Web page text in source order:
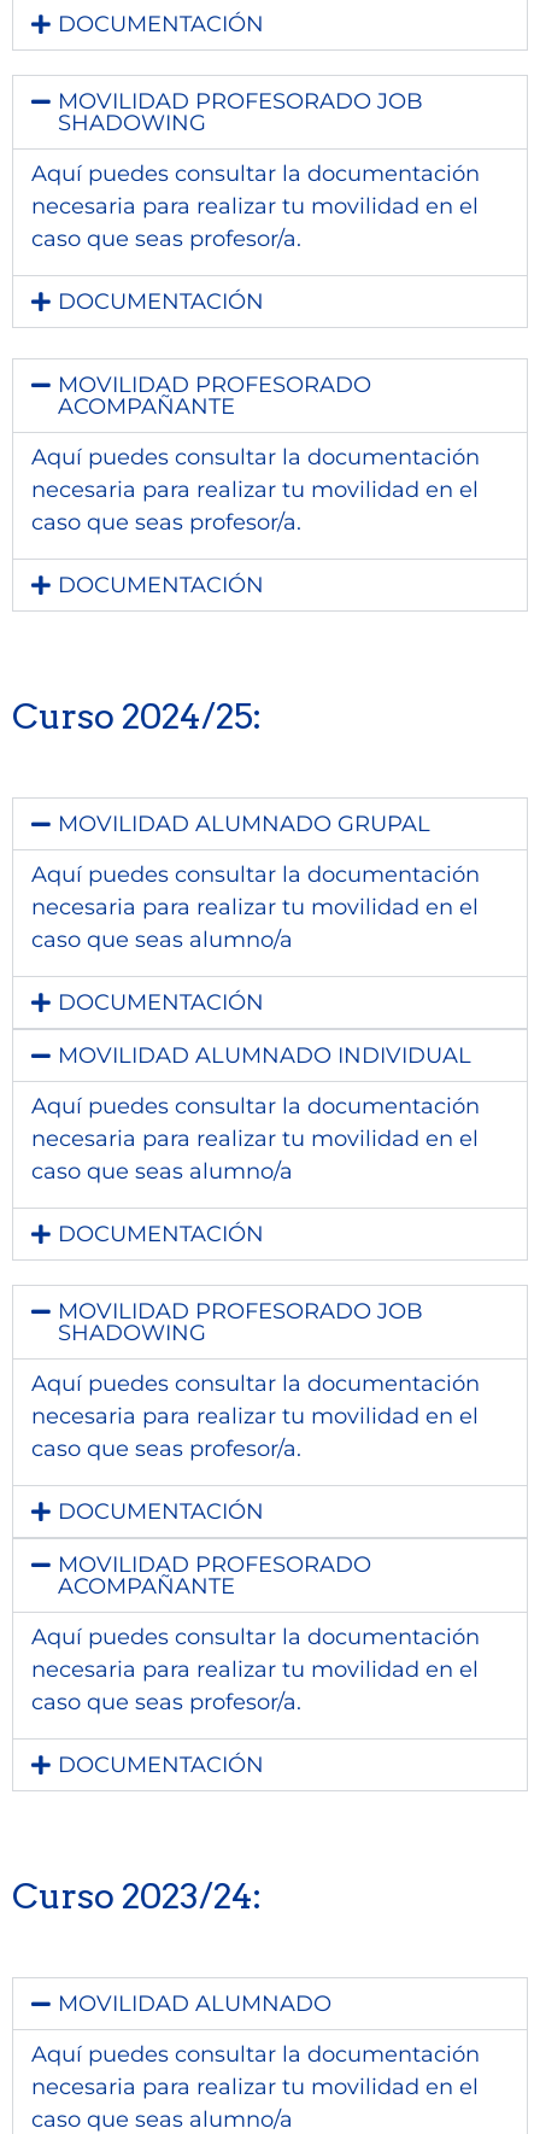
DOCUMENTACIÓN
MOVILIDAD PROFESORADO JOB
SHADOWING
Aquí puedes consultar la documentación
necesaria para realizar tu movilidad en el
caso que seas profesor/a.
DOCUMENTACIÓN
MOVILIDAD PROFESORADO
ACOMPAÑANTE
Aquí puedes consultar la documentación
necesaria para realizar tu movilidad en el
caso que seas profesor/a.
DOCUMENTACIÓN
Curso 2024/25:
MOVILIDAD ALUMNADO GRUPAL
Aquí puedes consultar la documentación
necesaria para realizar tu movilidad en el
caso que seas alumno/a
DOCUMENTACIÓN
MOVILIDAD ALUMNADO INDIVIDUAL
Aquí puedes consultar la documentación
necesaria para realizar tu movilidad en el
caso que seas alumno/a
DOCUMENTACIÓN
MOVILIDAD PROFESORADO JOB
SHADOWING
Aquí puedes consultar la documentación
necesaria para realizar tu movilidad en el
caso que seas profesor/a.
DOCUMENTACIÓN
MOVILIDAD PROFESORADO
ACOMPAÑANTE
Aquí puedes consultar la documentación
necesaria para realizar tu movilidad en el
caso que seas profesor/a.
DOCUMENTACIÓN
Curso 2023/24:
MOVILIDAD ALUMNADO
Aquí puedes consultar la documentación
necesaria para realizar tu movilidad en el
caso que seas alumno/a